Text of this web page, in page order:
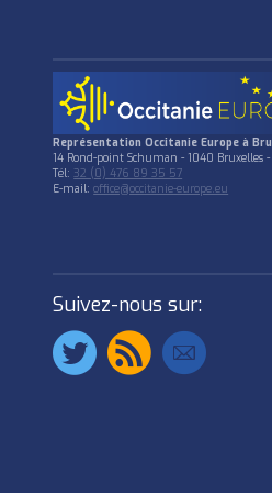
Représentation Occitanie Europe à
14 Rond-point Schuman - 1040 Bruxelles
Tél:32 (0) 476 89 35 57
E-mail:office@occitanie-europe.eu
Suivez-nous sur: